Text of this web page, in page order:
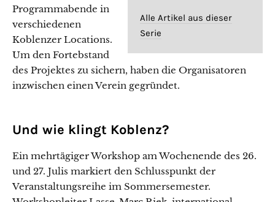
Alle Artikel aus dieser
Serie
Programmabende in
verschiedenen
Koblenzer Locations.
Um den Fortebstand
des Projektes zu sichern, haben die Organisatoren
inzwischen einen Verein gegründet.
Und wie klingt Koblenz?
Ein mehrtägiger Workshop am Wochenende des 26.
und 27. Julis markiert den Schlusspunkt der
Veranstaltungsreihe im Sommersemester.